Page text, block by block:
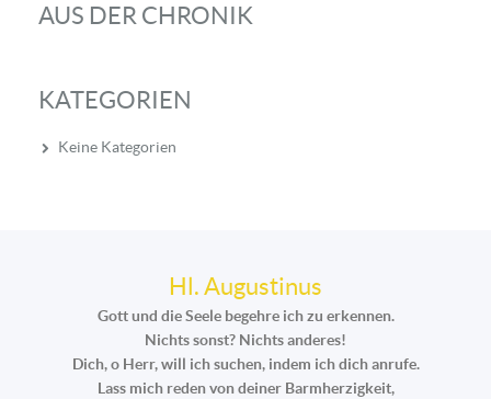
AUS DER CHRONIK
KATEGORIEN
Keine Kategorien
Hl. Augustinus
Gott und die Seele begehre ich zu erkennen.
Nichts sonst? Nichts anderes!
Dich, o Herr, will ich suchen, indem ich dich anrufe.
Lass mich reden von deiner Barmherzigkeit,